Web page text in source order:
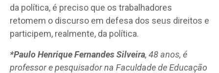
da política, é preciso que os trabalhadores
retomem o discurso em defesa dos seus direitos e
participem, realmente, da política.
*Paulo Henrique Fernandes Silveira, 48 anos, é
professor e pesquisador na Faculdade de Educação